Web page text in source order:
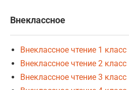
Внеклассное
Внеклассное чтение 1 класс
Внеклассное чтение 2 класс
Внеклассное чтение 3 класс